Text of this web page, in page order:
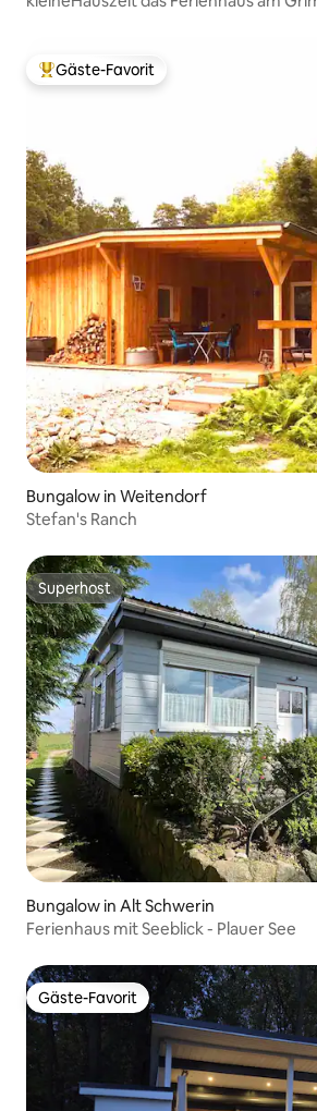
Beliebter Gäste-Favorit.
Gäste-Favorit
Bungalow in Weitendorf
Stefan's Ranch
Superhost
Superhost
Bungalow in Alt Schwerin
Ferienhaus mit Seeblick - Plauer See
Gäste-Favorit
Gäste-Favorit